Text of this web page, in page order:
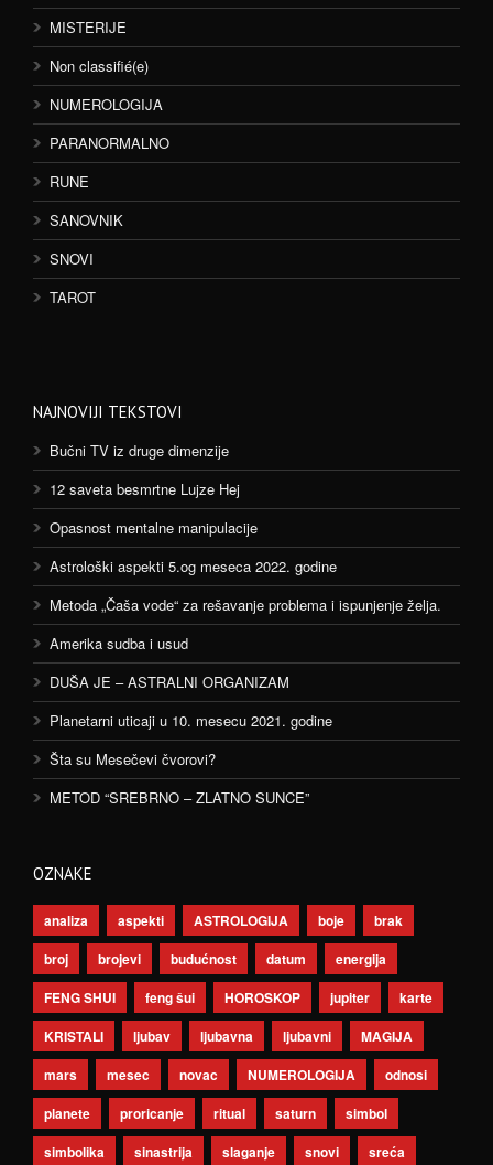
MISTERIJE
Non classifié(e)
NUMEROLOGIJA
PARANORMALNO
RUNE
SANOVNIK
SNOVI
TAROT
NAJNOVIJI TEKSTOVI
Bučni TV iz druge dimenzije
12 saveta besmrtne Lujze Hej
Opasnost mentalne manipulacije
Astrološki aspekti 5.og meseca 2022. godine
Metoda „Čaša vode“ za rešavanje problema i ispunjenje želja.
Amerika sudba i usud
DUŠA JE – ASTRALNI ORGANIZAM
Planetarni uticaji u 10. mesecu 2021. godine
Šta su Mesečevi čvorovi?
METOD “SREBRNO – ZLATNO SUNCE”
OZNAKE
analiza aspekti ASTROLOGIJA boje
brak
broj
brojevi budućnost datum
energija
FENG SHUI
feng šui HOROSKOP jupiter
karte
KRISTALI
ljubav ljubavna ljubavni
MAGIJA
mars
mesec novac NUMEROLOGIJA
odnosi
planete
proricanje ritual saturn
simbol
simbolika
sinastrija slaganje snovi sreća